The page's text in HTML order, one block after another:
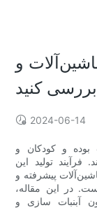
و
کنید
2024-06-14
و کودکان و
تولید این
پیشرفته و
در این مقاله،
آبنبات سازی و